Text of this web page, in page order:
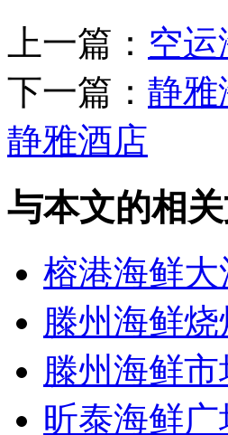
上一篇： 空
下一篇： 静雅
静雅酒店
与本文的相
榕港海鲜
滕州海鲜
滕州海鲜
昕泰海鲜